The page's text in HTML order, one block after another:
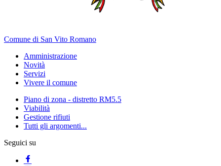
Comune di San Vito Romano
Amministrazione
Novità
Servizi
Vivere il comune
Piano di zona - distretto RM5.5
Viabilità
Gestione rifiuti
Tutti gli argomenti...
Seguici su